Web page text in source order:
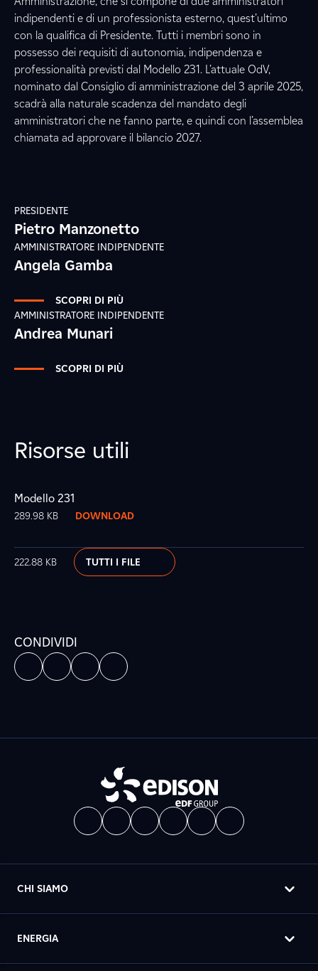
indipendenti e di un professionista esterno, quest’ultimo
con la qualifica di Presidente. Tutti i membri sono in
possesso dei requisiti di autonomia, indipendenza e
professionalità previsti dal Modello 231. L’attuale OdV,
nominato dal Consiglio di amministrazione del 3 aprile 2025,
scadrà alla naturale scadenza del mandato degli
amministratori che ne fanno parte, e quindi con l’assemblea
chiamata ad approvare il bilancio 2027.
PRESIDENTE
Pietro Manzonetto
AMMINISTRATORE INDIPENDENTE
Angela Gamba
SCOPRI DI PIÙ
AMMINISTRATORE INDIPENDENTE
Andrea Munari
SCOPRI DI PIÙ
Risorse utili
Modello 231
289.98 KB DOWNLOAD
222.88 KB TUTTI I FILE
CONDIVIDI
CHI SIAMO
ENERGIA